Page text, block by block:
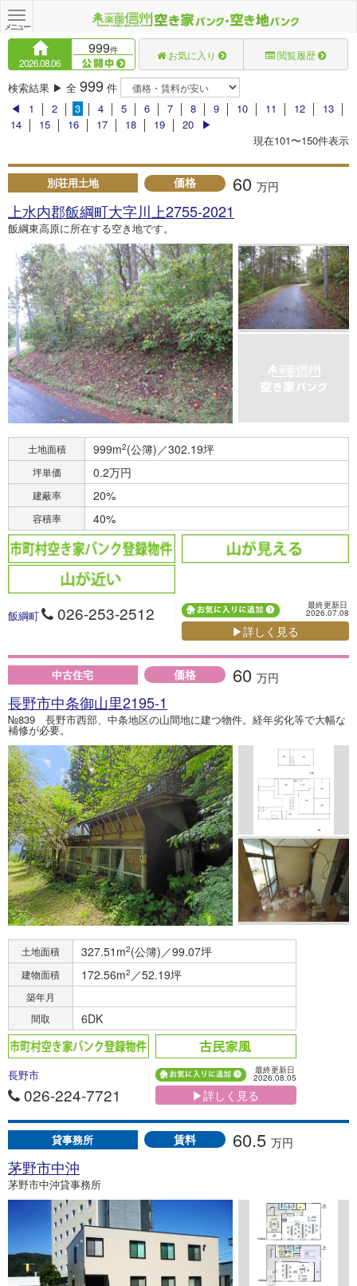
Toggle
navigation
メニュー
2026.08.06
999件 お気に入り 閲覧履歴
検索結果 ▶ 全 999 件
◀
1 │ 2 │ 3 │ 4 │ 5 │ 6 │ 7 │ 8 │ 9 │ 10 │ 11 │ 12 │ 13 │
14 │ 15 │ 16 │ 17 │ 18 │ 19 │ 20
▶
現在101〜150件表示
別荘用土地 価格 60 万円
上水内郡飯綱町大字川上2755-2021
飯綱東高原に所在する空き地です。
土地面積 999m2(公簿)／302.19坪
坪単価 0.2万円
建蔽率 20%
容積率 40%
飯綱町 026-253-2512 最終更新日
2026.07.08
▶詳しく見る
中古住宅 価格 60 万円
長野市中条御山里2195-1
№839 長野市西部、中条地区の山間地に建つ物件。経年劣化等で大幅な
補修が必要。
土地面積 327.51m2(公簿)／99.07坪
建物面積 172.56m2 ／52.19坪
築年月
間取
6DK
長野市
026-224-7721
最終更新日
2026.08.05
▶詳しく見る
貸事務所 賃料 60.5 万円
茅野市中沖
茅野市中沖貸事務所